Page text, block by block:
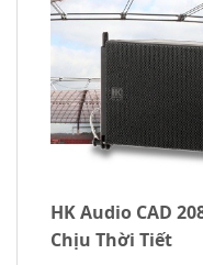
HK Audio CAD
Chịu Thời Tiết